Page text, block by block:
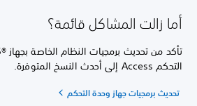
أما زالت المشاكل قائمة؟
التحكم Access إلى أحدث النسخ المتوفرة.
تحديث برمجيات جهاز وحدة التحكم